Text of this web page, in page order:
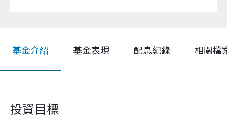
基金介紹 基金表現 配息紀錄 相關檔
投資目標